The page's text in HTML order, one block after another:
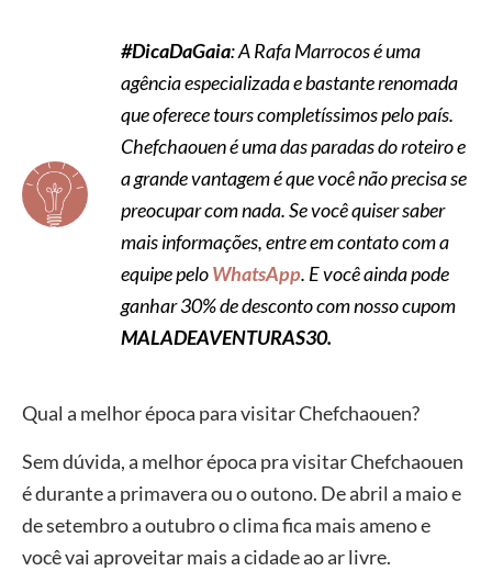
#DicaDaGaia: A Rafa Marrocos é uma
agência especializada e bastante renomada
que oferece tours completíssimos pelo país.
Chefchaouen é uma das paradas do roteiro e
a grande vantagem é que você não precisa se
preocupar com nada. Se você quiser saber
mais informações, entre em contato com a
equipe peloWhatsApp. E você ainda pode
ganhar 30% de desconto com nosso cupom
MALADEAVENTURAS30.
Qual a melhor época para visitar Chefchaouen?
Sem dúvida, a melhor época pra visitar Chefchaouen
é durante a primavera ou o outono. De abril a maio e
de setembro a outubro o clima fica mais ameno e
você vai aproveitar mais a cidade ao ar livre.